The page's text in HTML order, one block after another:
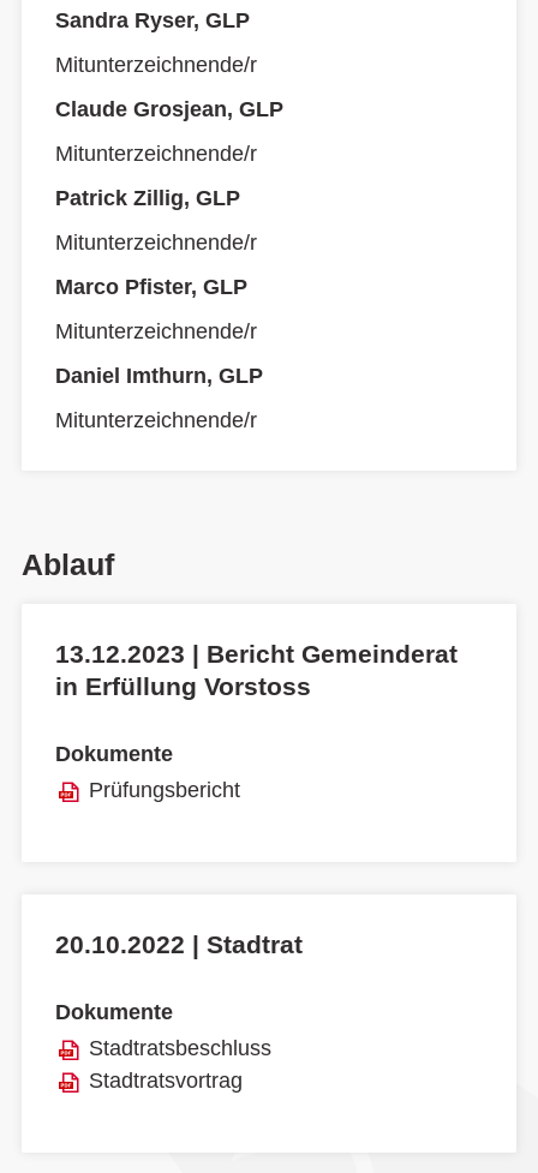
Sandra Ryser, GLP
Mitunterzeichnende/r
Claude Grosjean, GLP
Mitunterzeichnende/r
Patrick Zillig, GLP
Mitunterzeichnende/r
Marco Pfister, GLP
Mitunterzeichnende/r
Daniel Imthurn, GLP
Mitunterzeichnende/r
Ablauf
13.12.2023 | Bericht Gemeinderat
in Erfüllung Vorstoss
Dokumente
Prüfungsbericht
20.10.2022 | Stadtrat
Dokumente
Stadtratsbeschluss
Stadtratsvortrag